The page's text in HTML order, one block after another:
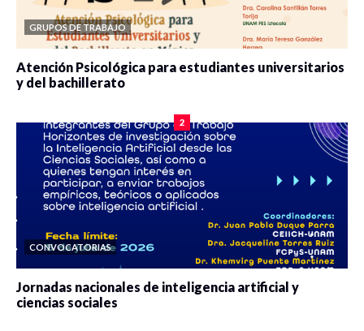
GRUPOS DE TRABAJO
Atención Psicológica para estudiantes universitarios
y del bachillerato
2
CONVOCATORIAS
Jornadas nacionales de inteligencia artificial y
ciencias sociales